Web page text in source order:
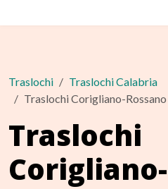
Traslochi
Traslochi Calabria
Traslochi Corigliano-Rossano
Traslochi